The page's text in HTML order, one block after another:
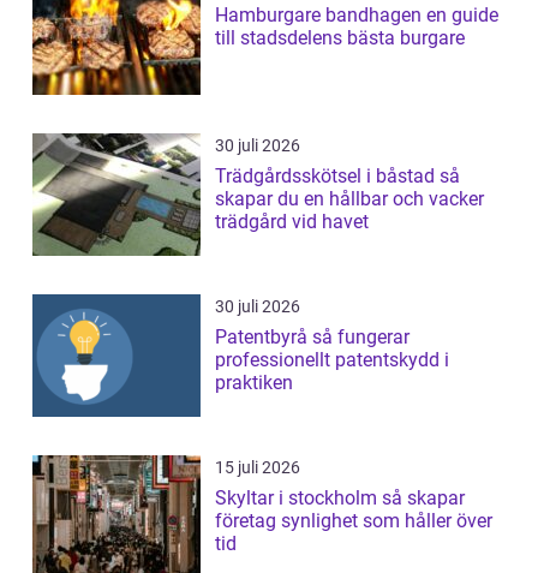
Hamburgare bandhagen en guide
till stadsdelens bästa burgare
30 juli 2026
Trädgårdsskötsel i båstad så
skapar du en hållbar och vacker
trädgård vid havet
30 juli 2026
Patentbyrå så fungerar
professionellt patentskydd i
praktiken
15 juli 2026
Skyltar i stockholm så skapar
företag synlighet som håller över
tid